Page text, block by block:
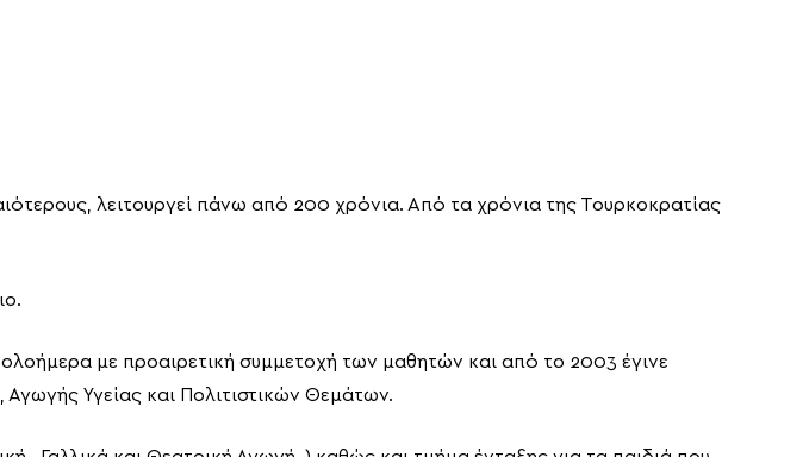
λειτουργεί πάνω από 200 χρόνια. Από τα χρόνια της Τουρκοκρατίας
με προαιρετική συμμετοχή των μαθητών και από το 2003 έγινε
Υγείας και Πολιτιστικών Θεμάτων.